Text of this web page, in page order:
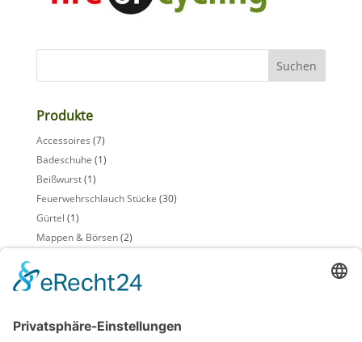
Produkte
Accessoires (7)
Badeschuhe (1)
Beißwurst(1)
Feuerwehrschlauch Stücke (30)
Gürtel (1)
Mappen & Börsen(2)
Schlüsselanhänger(2)
Sensenschutz (1)